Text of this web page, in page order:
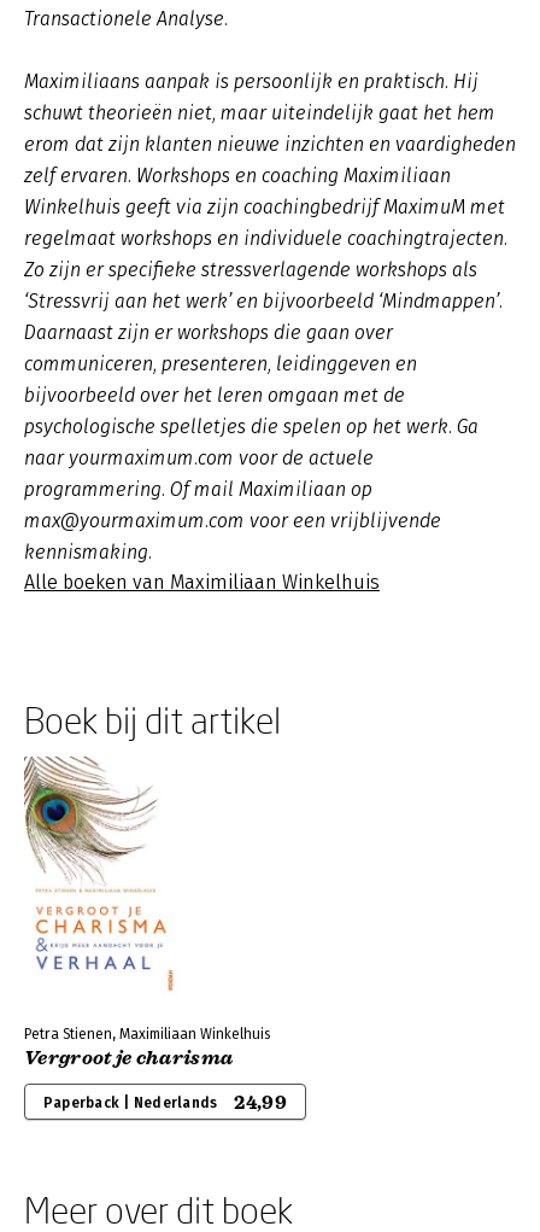
Transactionele Analyse.
Maximiliaans aanpak is persoonlijk en praktisch. Hij
schuwt theorieën niet, maar uiteindelijk gaat het hem
erom dat zijn klanten nieuwe inzichten en vaardigheden
zelf ervaren. Workshops en coaching Maximiliaan
Winkelhuis geeft via zijn coachingbedrijf MaximuM met
regelmaat workshops en individuele coachingtrajecten.
Zo zijn er specifieke stressverlagende workshops als
‘Stressvrij aan het werk’ en bijvoorbeeld ‘Mindmappen’.
Daarnaast zijn er workshops die gaan over
communiceren, presenteren, leidinggeven en
bijvoorbeeld over het leren omgaan met de
psychologische spelletjes die spelen op het werk. Ga
naar yourmaximum.com voor de actuele
programmering. Of mail Maximiliaan op
max@yourmaximum.com voor een vrijblijvende
kennismaking.
Alle boeken van Maximiliaan Winkelhuis
Boek bij dit artikel
Petra Stienen, Maximiliaan Winkelhuis
Vergroot je charisma
Paperback | Nederlands 24,99
Meer over dit boek